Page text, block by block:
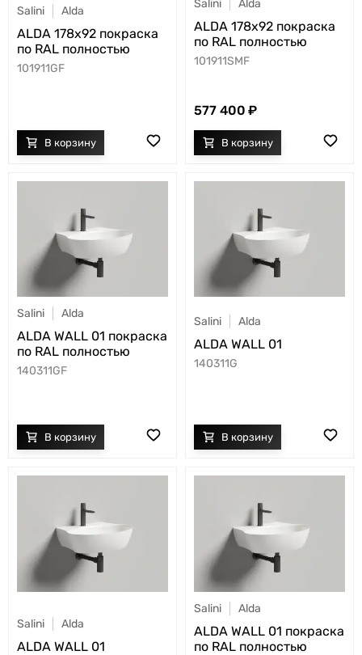
Salini Alda
ALDA 178x92 покраска
по RAL полностью
101911GF
Salini Alda
ALDA 178x92 покраска
по RAL полностью
101911SMF
577 400
Salini Alda
ALDA WALL 01 покраска
по RAL полностью
140311GF
Salini Alda
ALDA WALL 01
140311G
Salini Alda
ALDA WALL 01
Salini Alda
ALDA WALL 01 покраска
по RAL полностью